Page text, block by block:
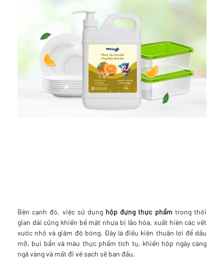
Bên cạnh đó, việc sử dụnghộp đựng thực phẩmtrong thời
gian dài cũng khiến bề mặt nhựa bị lão hóa, xuất hiện các vết
xước nhỏ và giảm độ bóng. Đây là điều kiện thuận lợi để dầu
mỡ, bụi bẩn và màu thực phẩm tích tụ, khiến hộp ngày càng
ngả vàng và mất đi vẻ sạch sẽ ban đầu.